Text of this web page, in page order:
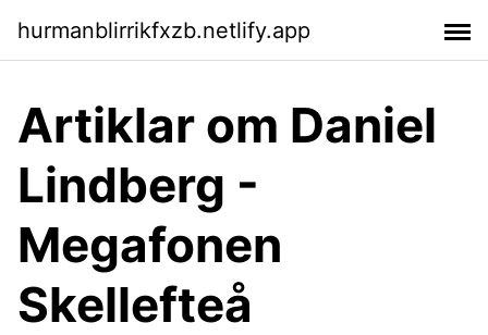
hurmanblirrikfxzb.netlify.app
Artiklar om Daniel
Lindberg -
Megafonen
Skellefteå